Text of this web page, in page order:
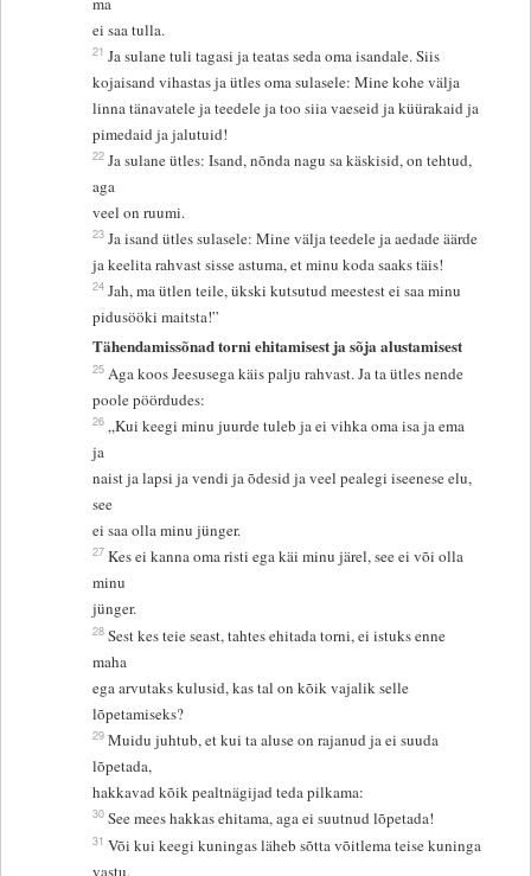
ei saa tulla.
21 Ja sulane tuli tagasi ja teatas seda oma isandale. Siis
kojaisand vihastas ja ütles oma sulasele: Mine kohe välja
linna tänavatele ja teedele ja too siia vaeseid ja küürakaid ja
pimedaid ja jalutuid!
22 Ja sulane ütles: Isand, nõnda nagu sa käskisid, on tehtud,
aga
veel on ruumi.
23 Ja isand ütles sulasele: Mine välja teedele ja aedade äärde
ja keelita rahvast sisse astuma, et minu koda saaks täis!
24 Jah, ma ütlen teile, ükski kutsutud meestest ei saa minu
pidusööki maitsta!”
Tähendamissõnad torni ehitamisest ja sõja alustamisest
25 Aga koos Jeesusega käis palju rahvast. Ja ta ütles nende
poole pöördudes:
26 „Kui keegi minu juurde tuleb ja ei vihka oma isa ja ema
ja
naist ja lapsi ja vendi ja õdesid ja veel pealegi iseenese elu,
see
ei saa olla minu jünger.
27 Kes ei kanna oma risti ega käi minu järel, see ei või olla
minu
jünger.
28 Sest kes teie seast, tahtes ehitada torni, ei istuks enne
maha
ega arvutaks kulusid, kas tal on kõik vajalik selle
lõpetamiseks?
29 Muidu juhtub, et kui ta aluse on rajanud ja ei suuda
lõpetada,
hakkavad kõik pealtnägijad teda pilkama:
30 See mees hakkas ehitama, aga ei suutnud lõpetada!
31 Või kui keegi kuningas läheb sõtta võitlema teise kuninga
vastu,